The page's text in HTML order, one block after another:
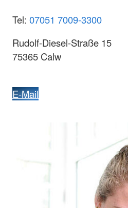
Tel: 07051 7009-3300
Rudolf-Diesel-Straße 15
75365 Calw
E-Mail